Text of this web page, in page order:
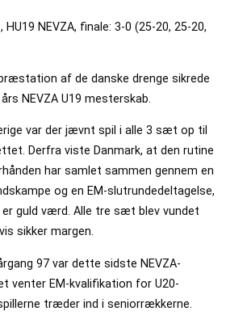
HU19 NEVZA, finale: 3-0 (25-20, 25-20,
af de danske drenge sikrede
NEVZA U19 mesterskab.
var der jævnt spil i alle 3 sæt op til
Derfra viste Danmark, at den rutine
har samlet sammen gennem en
og en EM-slutrundedeltagelse,
guld værd. Alle tre sæt blev vundet
sikker margen.
97 var dette sidste NEVZA-
venter EM-kvalifikation for U20-
træder ind i seniorrækkerne.